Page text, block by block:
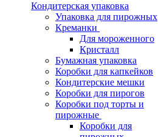
Кондитерская упаковка
Упаковка для пирожных
Креманки
Для мороженного
Кристалл
Бумажная упаковка
Коробки для капкейков
Кондитерские мешки
Коробки для пирогов
Коробки под торты и
пирожные
Коробки для